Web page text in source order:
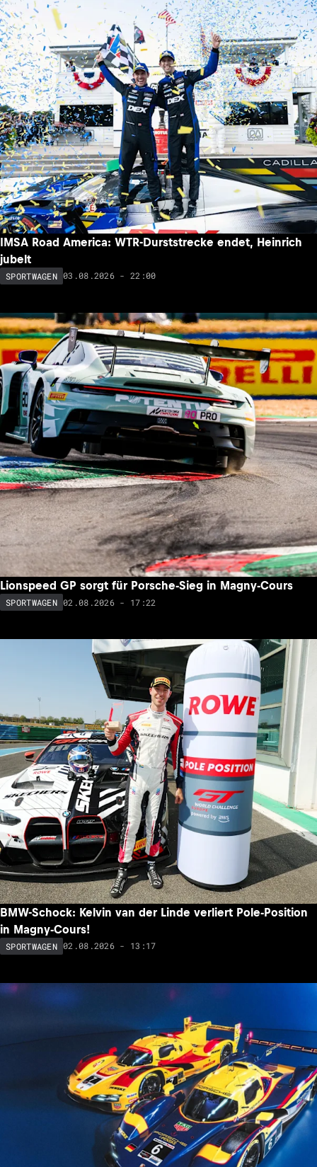
IMSA Road America: WTR-Durststrecke endet, Heinrich
jubelt
SPORTWAGEN 03.08.2026 - 22:00
Lionspeed GP sorgt für Porsche-Sieg in Magny-Cours
SPORTWAGEN 02.08.2026 - 17:22
BMW-Schock: Kelvin van der Linde verliert Pole-Position
in Magny-Cours!
SPORTWAGEN 02.08.2026 - 13:17